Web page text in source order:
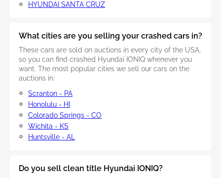
HYUNDAI SANTA CRUZ
What cities are you selling your crashed cars in?
These cars are sold on auctions in every city of the USA,
so you can find crashed Hyundai IONIQ whenever you
want. The most popular cities we sell our cars on the
auctions in:
Scranton - PA
Honolulu - HI
Colorado Springs - CO
Wichita - KS
Huntsville - AL
Do you sell clean title Hyundai IONIQ?